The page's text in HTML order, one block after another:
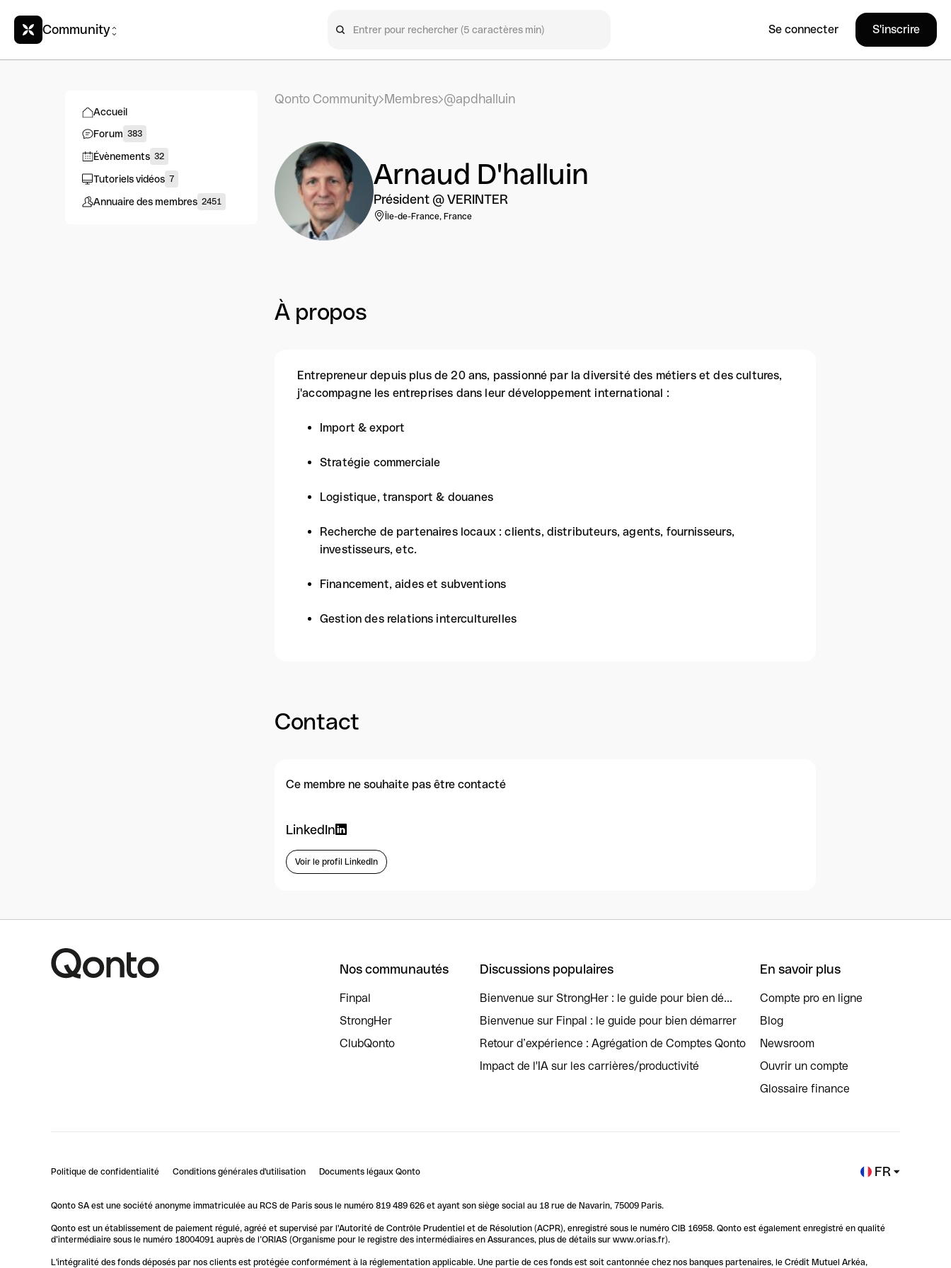
Community Se connecter S'inscrire
Accueil
Forum 383
Évènements 32
Tutoriels vidéos 7
Annuaire des membres 2451
Qonto Community Membres @apdhalluin
Arnaud D'halluin
Président @ VERINTER
Île-de-France, France
À propos
Entrepreneur depuis plus de 20 ans, passionné par la diversité des métiers et des cultures,
j'accompagne les entreprises dans leur développement international :
Import & export
Stratégie commerciale
Logistique, transport & douanes
Recherche de partenaires locaux : clients, distributeurs, agents, fournisseurs,
investisseurs, etc.
Financement, aides et subventions
Gestion des relations interculturelles
Contact
Ce membre ne souhaite pas être contacté
LinkedIn
Voir le profil LinkedIn
Nos communautés
Finpal
StrongHer
ClubQonto
Discussions populaires
Bienvenue sur StrongHer : le guide pour bien dé...
Bienvenue sur Finpal : le guide pour bien démarrer
Retour d’expérience : Agrégation de Comptes Qonto
Impact de l'IA sur les carrières/productivité
En savoir plus
Compte pro en ligne
Blog
Newsroom
Ouvrir un compte
Glossaire finance
Politique de confidentialité Conditions générales d'utilisation Documents légaux Qonto FR
Qonto SA est une société anonyme immatriculée au RCS de Paris sous le numéro 819 489 626 et ayant son siège social au 18 rue de Navarin, 75009 Paris.
Qonto est un établissement de paiement régulé, agréé et supervisé par l'Autorité de Contrôle Prudentiel et de Résolution (ACPR), enregistré sous le numéro CIB 16958. Qonto est également enregistré en qualité
d’intermédiaire sous le numéro 18004091 auprès de l’ORIAS (Organisme pour le registre des intermédiaires en Assurances, plus de détails sur www.orias.fr).
L'intégralité des fonds déposés par nos clients est protégée conformément à la réglementation applicable. Une partie de ces fonds est soit cantonnée chez nos banques partenaires, le Crédit Mutuel Arkéa,